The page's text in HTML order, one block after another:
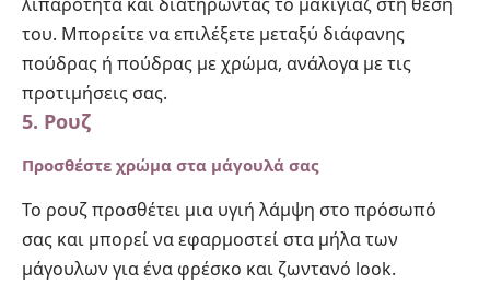
του. Μπορείτε να επιλέξετε μεταξύ διάφανης
πούδρας ή πούδρας με χρώμα, ανάλογα με τις
προτιμήσεις σας.
5. Ρουζ
Προσθέστε χρώμα στα μάγουλά σας
Το ρουζ προσθέτει μια υγιή λάμψη στο πρόσωπό
σας και μπορεί να εφαρμοστεί στα μήλα των
μάγουλων για ένα φρέσκο και ζωντανό look.